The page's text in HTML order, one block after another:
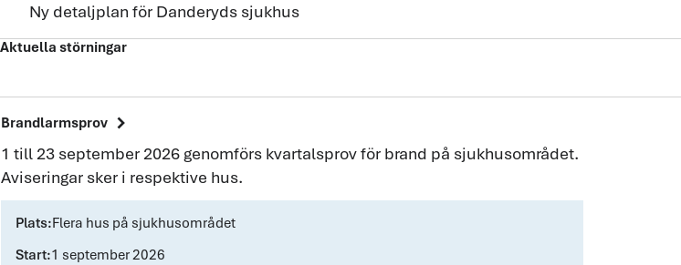
Ny detaljplan för Danderyds sjukhus
Aktuella störningar
Brandlarmsprov chevron_right
1 till 23 september 2026 genomförs kvartalsprov för brand på sjukhusområdet.
Aviseringar sker i respektive hus.
Plats:Flera hus på sjukhusområdet
Start:1 september 2026